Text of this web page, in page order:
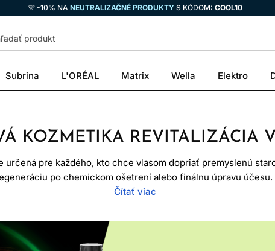
💜 -10% NA NEUTRALIZAČNÉ PRODUKTY S KÓDOM: COOL10
Subrina L'ORÉAL Matrix Wella Elektro
KOZMETIKA REVITALIZÁCIA
určená pre každého, kto chce vlasom dopriať premyslenú
po chemickom ošetrení alebo finálnu úpravu
starostlivosť o vlasy zvyčajne postavená na cielenejších
hrúbka, pokožka hlavy aj to, či sú farbené, zosvetľované
čistenie, hydratáciu, výživu, uhladenie, objem, ochranu farby
Čítať viac